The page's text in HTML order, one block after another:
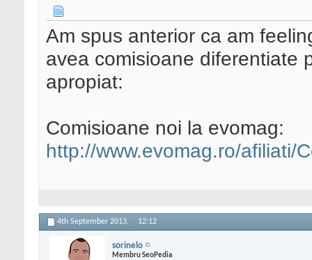
Am spus anterior ca am
avea comisioane diferentiate
apropiat:
Comisioane noi la evomag:
http://www.evomag.ro/afiliati/
4th September 2013, 12:12
sorinelo
Membru SeoPedia